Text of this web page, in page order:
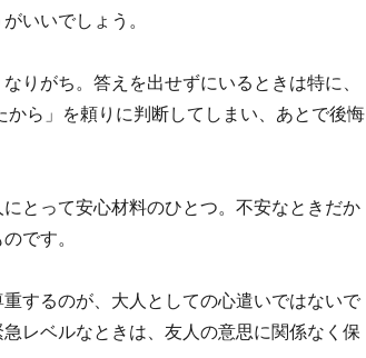
いいでしょう。
りがち。答えを出せずにいるときは特に、
ら」を頼りに判断してしまい、あとで後悔
とって安心材料のひとつ。不安なときだか
です。
するのが、大人としての心遣いではないで
レベルなときは、友人の意思に関係なく保